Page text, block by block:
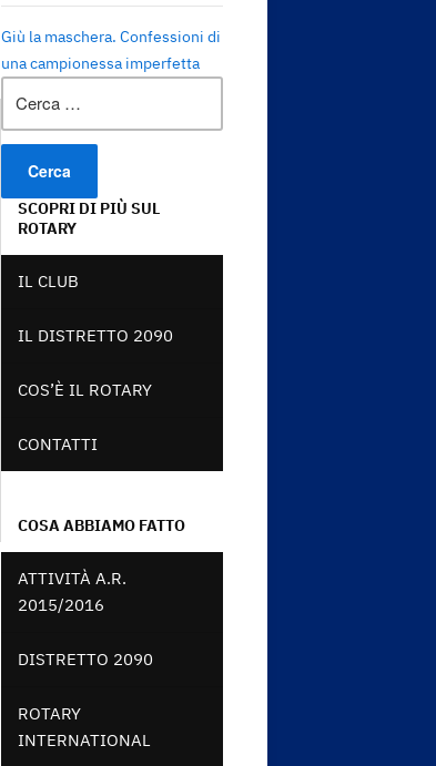
Giù la maschera. Confessioni di
una campionessa imperfetta
per:
SCOPRI DI PIÙ SUL
ROTARY
IL CLUB
IL DISTRETTO 2090
COS’È IL ROTARY
CONTATTI
COSA ABBIAMO FATTO
ATTIVITÀ A.R.
2015/2016
DISTRETTO 2090
ROTARY
INTERNATIONAL